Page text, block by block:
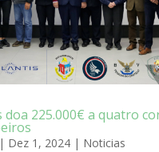
doa 225.000€ a quatro
| Dez 1, 2024| Noticias